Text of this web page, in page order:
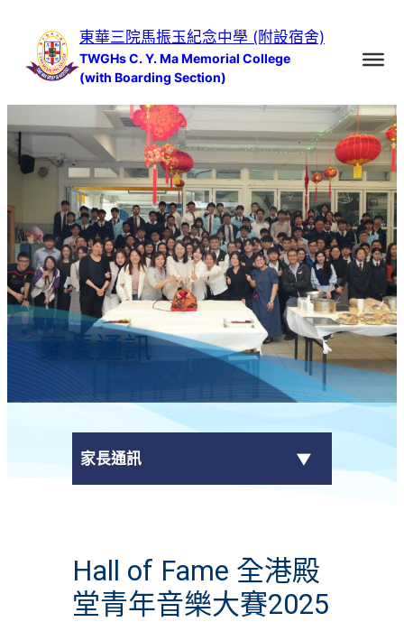
容
東華三院馬振玉紀念中學 (附設宿舍)
TWGHs C. Y. Ma Memorial College
(with Boarding Section)
家長通訊
家長通訊
學校通告
Hall of Fame 全港殿
堂青年音樂大賽2025